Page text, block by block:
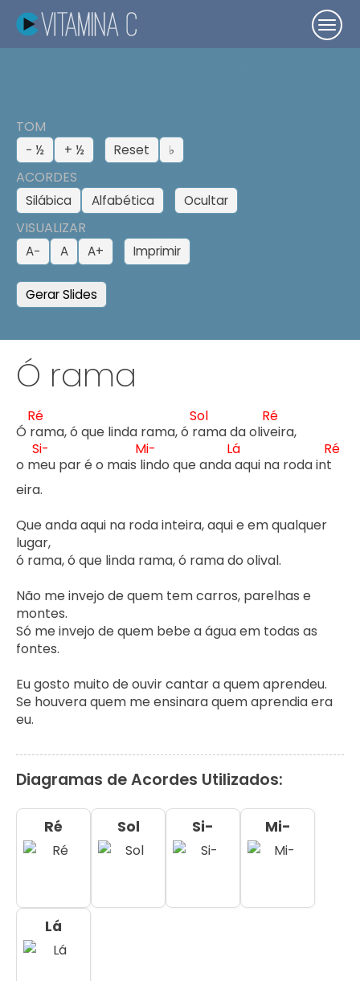
TOM
− ½ + ½ Reset ♭
ACORDES
Silábica Alfabética Ocultar
VISUALIZAR
A− A A+ Imprimir
Gerar Slides
Ó rama
Ó r
Ré
ama, ó que linda rama, ó r
Sol
ama da oliv
Ré
eira,
o m
Si-
eu par é o mais l
Mi-
indo que anda
Lá
aqui na roda int
Ré
eira.
Que anda aqui na roda inteira, aqui e em qualquer
lugar,
ó rama, ó que linda rama, ó rama do olival.
Não me invejo de quem tem carros, parelhas e
montes.
Só me invejo de quem bebe a água em todas as
fontes.
Eu gosto muito de ouvir cantar a quem aprendeu.
Se houvera quem me ensinara quem aprendia era
eu.
Diagramas de Acordes Utilizados:
Ré Sol Si- Mi-
Lá